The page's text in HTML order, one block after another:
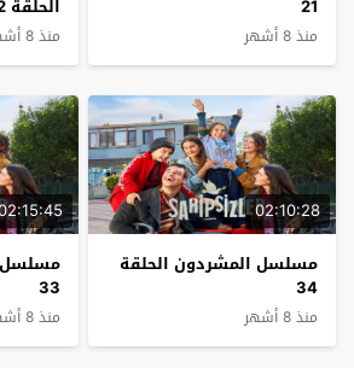
21
منذ 8 أشهر
الحلقة 32
منذ 8 أشهر
02:10:28
مسلسل المشردون الحلقة
34
منذ 8 أشهر
مسلسل
33
منذ 8 أشهر